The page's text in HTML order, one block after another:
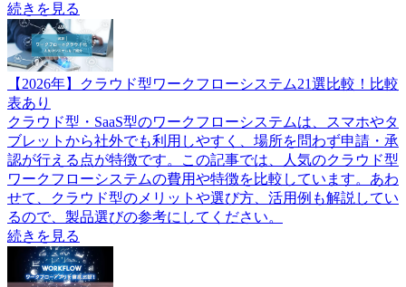
続きを見る
【2026年】クラウド型ワークフローシステム21選比較！比較
表あり
クラウド型・SaaS型のワークフローシステムは、スマホやタ
ブレットから社外でも利用しやすく、場所を問わず申請・承
認が行える点が特徴です。この記事では、人気のクラウド型
ワークフローシステムの費用や特徴を比較しています。あわ
せて、クラウド型のメリットや選び方、活用例も解説してい
るので、製品選びの参考にしてください。
続きを見る